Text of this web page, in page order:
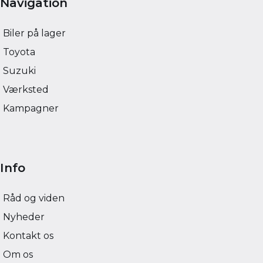
Biler på lager
Toyota
Suzuki
Værksted
Kampagner
Info
Råd og viden
Nyheder
Kontakt os
Om os